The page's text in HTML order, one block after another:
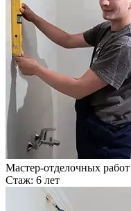
Мастер-отделочных работ
Стаж: 6 лет